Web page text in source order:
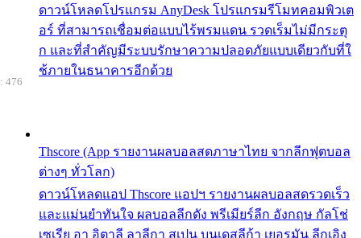
ดาวน์โหลดโปรแกรม AnyDesk โปรแกรมรีโมทคอมพิวเต
อร์ ที่สามารถเชื่อมต่อแบบไร้พรมแดน รวดเร็มไม่มีกระตุ
ก และที่สำคัญมีระบบรักษาความปลอดภัยแบบเดียวกับที่ใ
ช้ภายในธนาคารอีกด้วย
Thscore (App รายงานผลบอลสดภาษาไทย จากลีกฟุตบอล
ต่างๆ ทั่วโลก)
ดาวน์โหลดแอป Thscore แอปฯ รายงานผลบอลสดรวดเร็ว
และแม่นยำทันใจ ผลบอลลีกดัง พรีเมียร์ลีก อังกฤษ กัลโช่
เซเรีย อา อิตาลี ลาลีกา สเปน บุนเดสลีก้า เยอรมัน ลีกเอิง
476